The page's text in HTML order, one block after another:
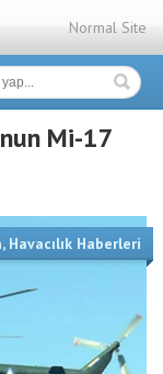
Normal Site
Mi-17
, Havacılık Haberleri